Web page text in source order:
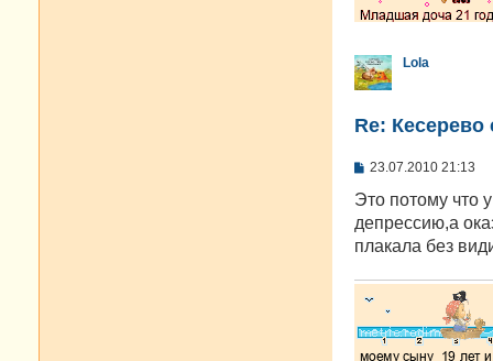
Lola
Re:
С
о
щ
е
23.07.2010 21:13
Это потому что
депрессию,а
плакала без